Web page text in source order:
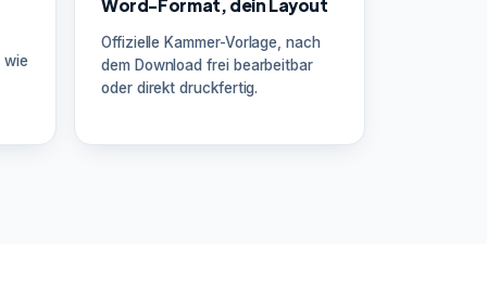
wie
Word-Format, dein Layout
Offizielle Kammer-Vorlage, nach
dem Download frei bearbeitbar
oder direkt druckfertig.